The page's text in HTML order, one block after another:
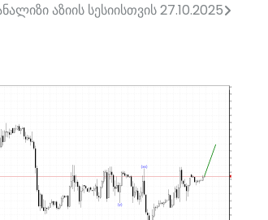
აზიის სესიისთვის 27.10.2025